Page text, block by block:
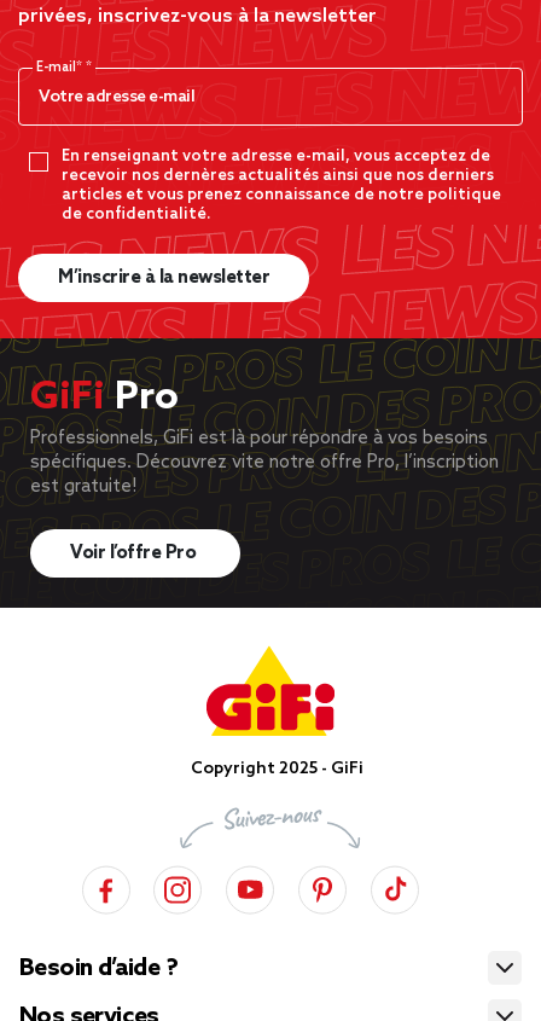
privées, inscrivez-vous à la newsletter
E-mail*
En renseignant votre adresse e-mail, vous acceptez de
recevoir nos dernères actualités ainsi que nos derniers
articles et vous prenez connaissance de notre politique
de confidentialité.
M’inscrire à la newsletter
GiFiPro
Professionnels, GiFi est là pour répondre à vos besoins
spécifiques. Découvrez vite notre offre Pro, l’inscription
est gratuite!
Voir l’offre Pro
Copyright 2025 - GiFi
Besoin d’aide ?